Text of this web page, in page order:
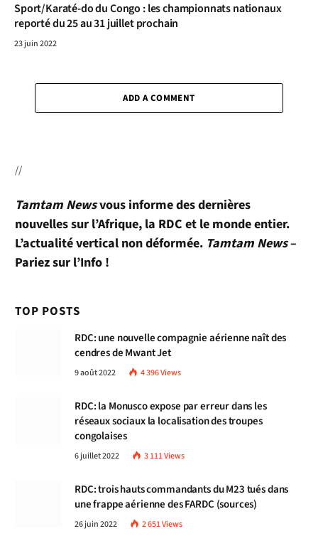
Sport/Karaté-do du Congo : les championnats nationaux
reporté du 25 au 31 juillet prochain
23 juin 2022
ADD A COMMENT
//
Tamtam Newsvous informe des dernières
nouvelles sur l’Afrique, la RDC et le monde entier.
L’actualité vertical non déformée. Tamtam News–
Pariez sur l’Info !
TOP POSTS
RDC: une nouvelle compagnie aérienne naît des
cendres de Mwant Jet
9 août 2022 4 396Views
RDC: la Monusco expose par erreur dans les
réseaux sociaux la localisation des troupes
congolaises
6 juillet 2022 3 111Views
RDC: trois hauts commandants du M23 tués dans
une frappe aérienne des FARDC (sources)
26 juin 2022 2 651Views